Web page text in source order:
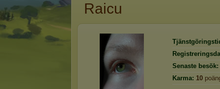
Raicu
Senaste besök:
Karma: 10